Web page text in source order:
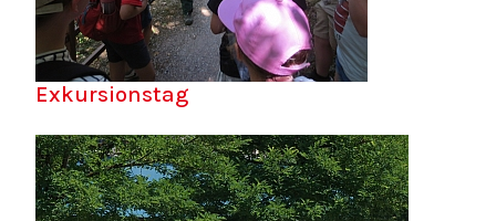
Exkursionstag